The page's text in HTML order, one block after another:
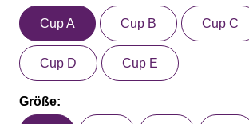
Cup A Cup B Cup C
Cup D Cup E
Größe: